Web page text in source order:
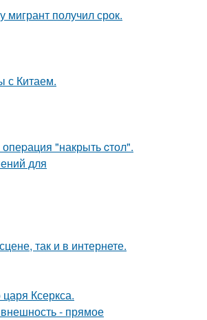
получил срок.
с Китаем.
"накрыть cтол".
для
так и в интернете.
Ксеркса.
- прямое